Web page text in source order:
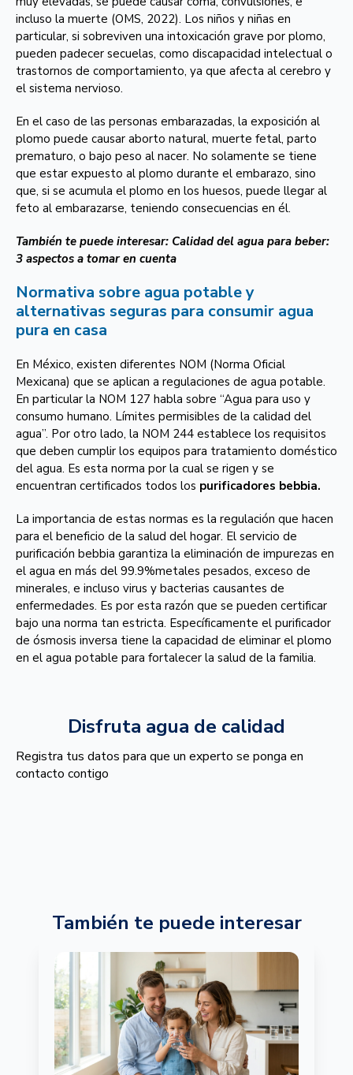
incluso la muerte (OMS, 2022). Los niños y niñas en
particular, si sobreviven una intoxicación grave por plomo,
pueden padecer secuelas, como discapacidad intelectual o
trastornos de comportamiento, ya que afecta al cerebro y
el sistema nervioso.
En el caso de las personas embarazadas, la exposición al
plomo puede causar aborto natural, muerte fetal, parto
prematuro, o bajo peso al nacer. No solamente se tiene
que estar expuesto al plomo durante el embarazo, sino
que, si se acumula el plomo en los huesos, puede llegar al
feto al embarazarse, teniendo consecuencias en él.
También te puede interesar: Calidad del agua para beber:
3 aspectos a tomar en cuenta
Normativa sobre agua potable y
alternativas seguras para consumir agua
pura en casa
En México, existen diferentes NOM (Norma Oficial
Mexicana) que se aplican a regulaciones de agua potable.
En particular la NOM 127 habla sobre “Agua para uso y
consumo humano. Límites permisibles de la calidad del
agua”. Por otro lado, la NOM 244 establece los requisitos
que deben cumplir los equipos para tratamiento doméstico
del agua. Es esta norma por la cual se rigen y se
encuentran certificados todos los purificadores bebbia.
La importancia de estas normas es la regulación que hacen
para el beneficio de la salud del hogar. El servicio de
purificación bebbia garantiza la eliminación de impurezas en
el agua en más del 99.9%metales pesados, exceso de
minerales, e incluso virus y bacterias causantes de
enfermedades. Es por esta razón que se pueden certificar
bajo una norma tan estricta. Específicamente el purificador
de ósmosis inversa tiene la capacidad de eliminar el plomo
en el agua potable para fortalecer la salud de la familia.
Disfruta agua de calidad
Registra tus datos para que un experto se ponga en
contacto contigo
También te puede interesar